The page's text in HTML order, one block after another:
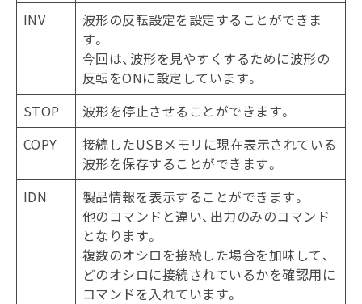
INV
波形の反転設定を設定することができま
す。
今回は、波形を見やすくするために波形の
反転をONに設定しています。
STOP
波形を停止させることができます。
COPY
接続したUSBメモリに現在表示されている
波形を保存することができます。
IDN
製品情報を表示することができます。
他のコマンドと違い、出力のみのコマンド
となります。
複数のオシロを接続した場合を加味して、
どのオシロに接続されているかを確認用に
コマンドを入れています。